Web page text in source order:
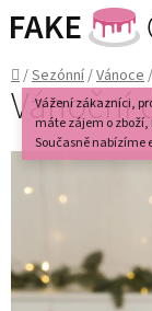
Přejít
na
Vážení zákazníci,
máte zájem o
Současně nabízíme
Domů
/Sezónní/Vánoce/
Vánoční